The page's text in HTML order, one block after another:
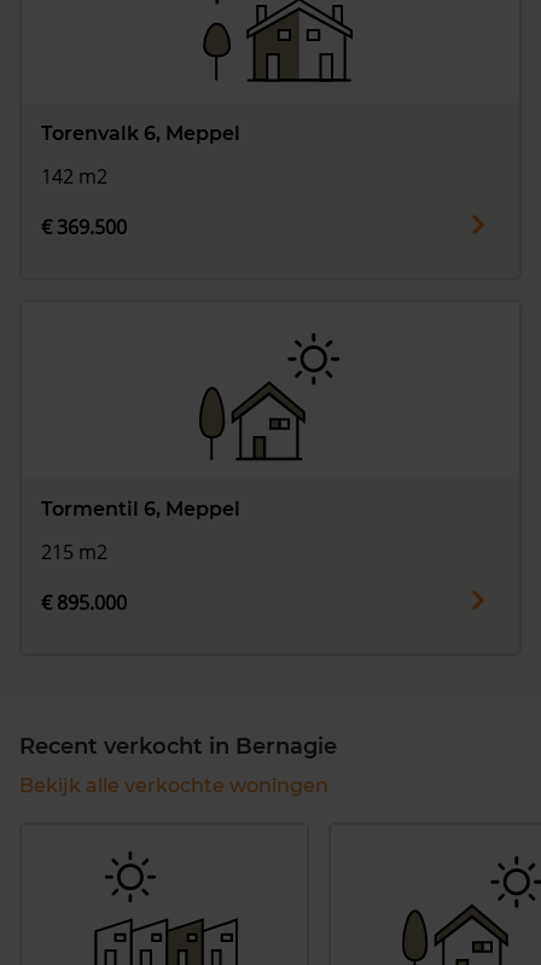
Torenvalk 6, Meppel
142 m2
€ 369.500
Tormentil 6, Meppel
215 m2
€ 895.000
Recent verkocht in Bernagie
Bekijk alle verkochte woningen